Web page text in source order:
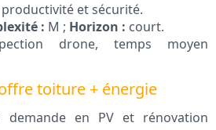
et sécurité.
: M ; Horizon : court.
drone, temps moyen
toiture + énergie
demande en PV et rénovation